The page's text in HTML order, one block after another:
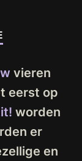
vieren
eerst op
worden
er
en